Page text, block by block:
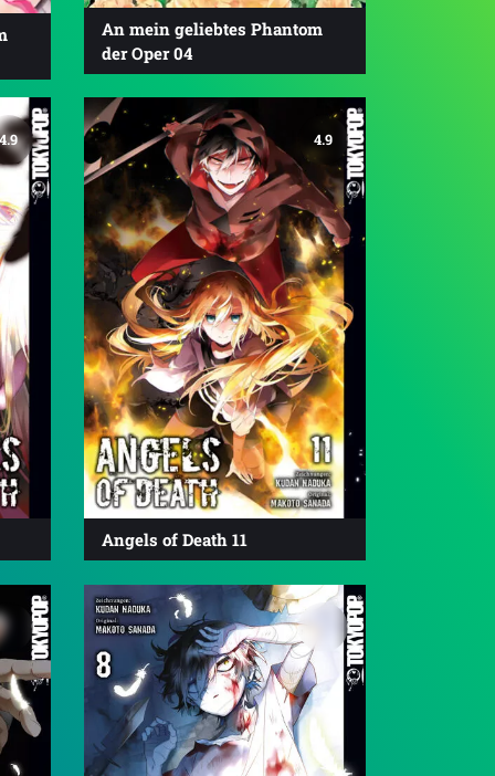
An mein geliebtes Phantom
der Oper 04
4.9 4.9
Angels of Death 11